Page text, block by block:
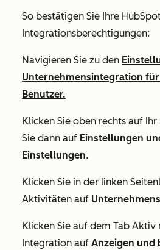
So bestätigen Sie Ihre
Integrationsberechtigungen:
Navigieren Sie zu den
Unternehmensintegration
Benutzer.
Klicken Sie oben rechts auf Ihr
Sie dann auf Einstellungen
Einstellungen.
Klicken Sie in der linken
Aktivitäten auf
Klicken Sie auf dem Tab Aktiv
Integration auf Anzeigen und